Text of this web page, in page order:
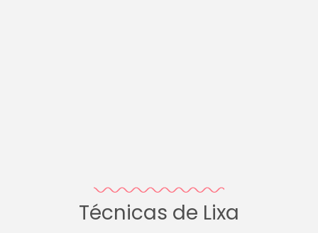
Técnicas de Lixa